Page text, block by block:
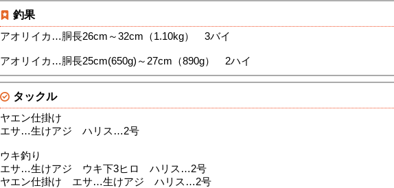
釣果
アオリイカ…胴長26cm～32cm（1.10kg） 3バイ
アオリイカ…胴長25cm(650g)～27cm（890g） 2ハイ
タックル
ヤエン仕掛け
エサ…生けアジ ハリス…2号
ウキ釣り
エサ…生けアジ ウキ下3ヒロ ハリス…2号
ヤエン仕掛け エサ…生けアジ ハリス…2号